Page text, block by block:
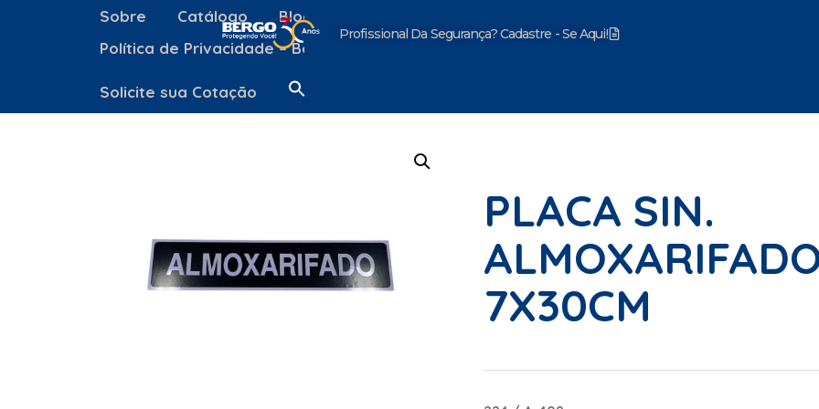
Profissional Da Segurança? Cadastre - Se Aqui!
Sobre Catálogo Blog
Política de Privacidade – Bergo Equipamentos
Solicite sua Cotação
PLACA SIN.
7X30CM